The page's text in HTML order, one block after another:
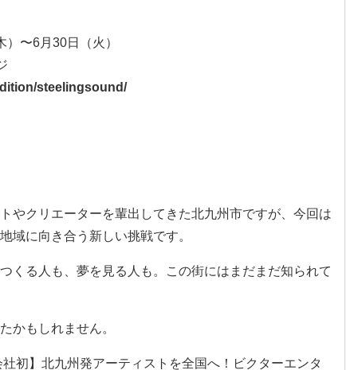
〜6月30日（火）
steelingsound/
やクリエーターを輩出してきた北九州市ですが、今回は
域に向き合う新しい挑戦です。
くる人も、夢を見る人も。この街にはまだまだ知られて
かもしれません。
初】北九州発アーティストを全国へ！ビクターエンタ